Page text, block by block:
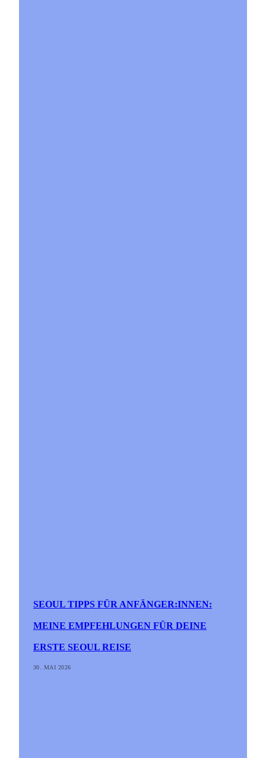
SEOUL TIPPS FÜR ANFÄNGER:INNEN:
MEINE EMPFEHLUNGEN FÜR DEINE
ERSTE SEOUL REISE
30. MAI 2026